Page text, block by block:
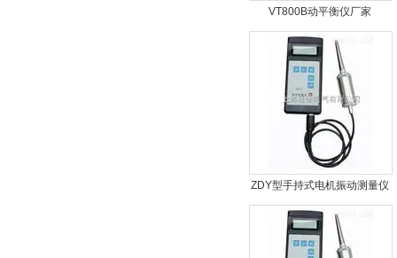
VT800B动平衡仪厂家
ZDY型手持式电机振动测量仪